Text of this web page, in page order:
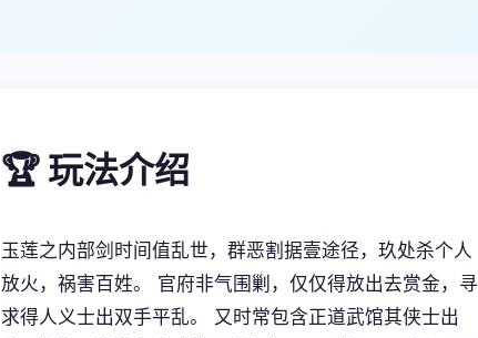
🏆 玩法介绍
玉莲之内部剑时间值乱世，群恶割据壹途径，玖处杀个人
放火，祸害百姓。 官府非气围剿，仅仅得放出去赏金，寻
求得人义士出双手平乱。 又时常包含正道武馆其侠士出